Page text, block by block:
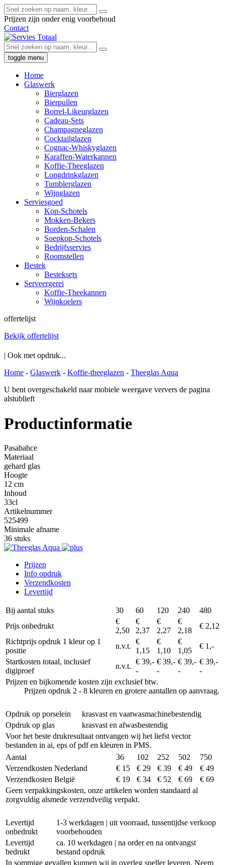
Prijzen zijn onder enig voorbehoud
Contact
toggle menu
Home
Glaswerk
Bierglazen
Bierpullen
Borrel-Likeurglazen
Cadeau-Sets
Champagneglazen
Cocktailglazen
Cognac-Whiskyglazen
Karaffen-Waterkannen
Koffie-Theeglazen
Longdrinkglazen
Tumblerglazen
Wijnglazen
Serviesgoed
Kop-Schotels
Mokken-Bekers
Borden-Schalen
Soepkop-Schotels
Bedrijfsservies
Roomstellen
Bestek
Besteksets
Serveergerei
Koffie-Theekannen
Wijnkoelers
offertelijst
Bekijk offertelijst
| Ook met opdruk...
Home - Glaswerk - Koffie-theeglazen - Theeglas Aqua
U bent overgeschakeld naar mobiele weergave ververs de pagina
alstublieft
Productinformatie
Pasabahce
Materiaal
gehard glas
Hoogte
12 cm
Inhoud
33cl
Artikelnummer
525499
Minimale afname
36 stuks
Prijzen
Info opdruk
Verzendkosten
Levertijd
Bij aantal stuks 30 60 120 240
480
Prijs onbedrukt
€
2,50
€
2,37
€
2,27
€
2,18
€ 2,12
Richtprijs opdruk 1 kleur op 1
positie
n.v.t.
€
1,15
€
1,10
€
1,05
€ 1,-
Startkosten totaal, inclusief
digiproef
n.v.t.
€ 39,-
-
€ 39,-
-
€ 39,-
-
€ 39,-
-
Prijzen en bijkomende kosten zijn exclusief btw.
Prijzen opdruk 2 - 8 kleuren en grotere aantallen op aanvraag.
Opdruk op porselein
krasvast en vaatwasmachinebestendig
Opdruk op glas
krasvast en afwasbestendig
Voor het beste drukresultaat ontvangen wij het liefst vector
bestanden in ai, eps of pdf en kleuren in PMS.
Aantal
36 102 252 502
750
Verzendkosten Nederland
€ 15 € 29 € 39 € 49
€ 49
Verzendkosten België
€ 19 € 34 € 52 € 69
€ 69
Geen verpakkingskosten, onze artikelen worden standaard al
zorgvuldig alsmede verzendveilig verpakt.
Levertijd
onbedrukt
1-3 werkdagen | uit voorraad, tussentijdse verkoop
voorbehouden
Levertijd
bedrukt
ca. 10 werkdagen | na order en na ontvangst
bestand opdruk
In sommige gevallen kunnen wij in overleg sneller leveren. Neem